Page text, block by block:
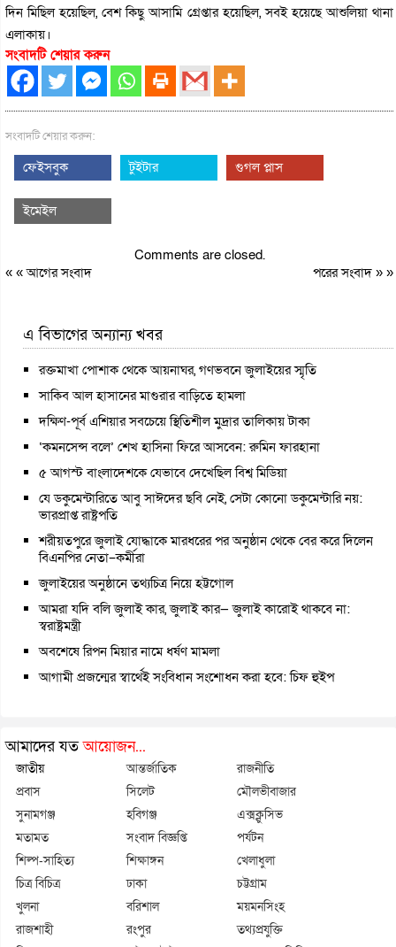
দিন মিছিল হয়েছিল, বেশ কিছু আসামি গ্রেপ্তার হয়েছিল, সবই হয়েছে আশুলিয়া থানা
এলাকায়।
সংবাদটি শেয়ার করুন
সংবাদটি শেয়ার করুন:
ফেইসবুক টুইটার গুগল প্লাস
ইমেইল
Comments are closed.
« «আগের সংবাদ পরের সংবাদ» »
এ বিভাগের অন্যান্য খবর
রক্তমাখা পোশাক থেকে আয়নাঘর, গণভবনে জুলাইয়ের স্মৃতি
সাকিব আল হাসানের মাগুরার বাড়িতে হামলা
দক্ষিণ-পূর্ব এশিয়ার সবচেয়ে স্থিতিশীল মুদ্রার তালিকায় টাকা
‘কমনসেন্স বলে’ শেখ হাসিনা ফিরে আসবেন: রুমিন ফারহানা
৫ আগস্ট বাংলাদেশকে যেভাবে দেখেছিল বিশ্ব মিডিয়া
যে ডকুমেন্টারিতে আবু সাঈদের ছবি নেই, সেটা কোনো ডকুমেন্টারি নয়:
ভারপ্রাপ্ত রাষ্ট্রপতি
শরীয়তপুরে জুলাই যোদ্ধাকে মারধরের পর অনুষ্ঠান থেকে বের করে দিলেন
বিএনপির নেতা–কর্মীরা
জুলাইয়ের অনুষ্ঠানে তথ্যচিত্র নিয়ে হট্টগোল
আমরা যদি বলি জুলাই কার, জুলাই কার— জুলাই কারোই থাকবে না:
স্বরাষ্ট্রমন্ত্রী
অবশেষে রিপন মিয়ার নামে ধর্ষণ মামলা
আগামী প্রজন্মের স্বার্থেই সংবিধান সংশোধন করা হবে: চিফ হুইপ
আমাদের যতআয়োজন...
জাতীয় আন্তর্জাতিক
রাজনীতি
প্রবাস
সিলেট
মৌলভীবাজার
সুনামগঞ্জ
হবিগঞ্জ
এক্সক্লুসিভ
মতামত
সংবাদ বিজ্ঞপ্তি
পর্যটন
শিল্প-সাহিত্য
শিক্ষাঙ্গন
খেলাধুলা
চিত্র বিচিত্র
ঢাকা
চট্টগ্রাম
খুলনা
বরিশাল
ময়মনসিংহ
রাজশাহী
রংপুর
তথ্যপ্রযুক্তি